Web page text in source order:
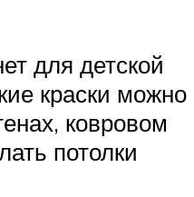
для детской
краски можно
ковровом
потолки